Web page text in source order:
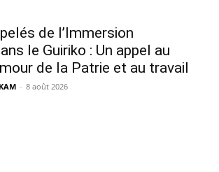
de l’Immersion
le Guiriko : Un appel au
de la Patrie et au travail
- 8 août 2026